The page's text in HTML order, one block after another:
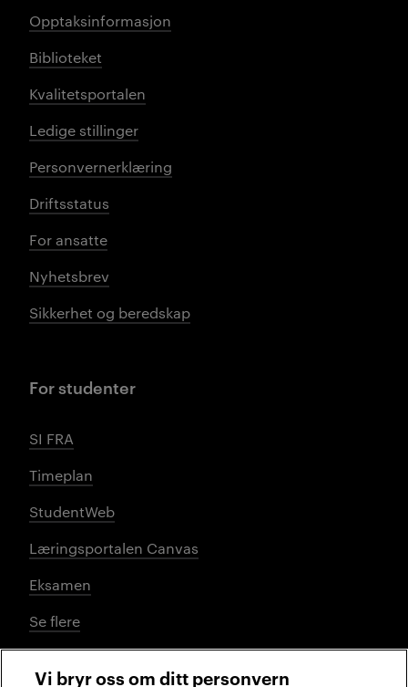
Opptaksinformasjon
Biblioteket
Kvalitetsportalen
Ledige stillinger
Personvernerklæring
Driftsstatus
For ansatte
Nyhetsbrev
Sikkerhet og beredskap
For studenter
SI FRA
Timeplan
StudentWeb
Læringsportalen Canvas
Eksamen
Se flere
Vi bryr oss om ditt personvern